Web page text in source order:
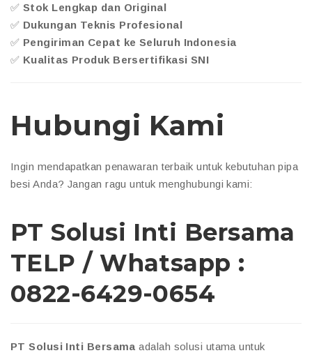
✅ Stok Lengkap dan Original
✅ Dukungan Teknis Profesional
✅ Pengiriman Cepat ke Seluruh Indonesia
✅ Kualitas Produk Bersertifikasi SNI
Hubungi Kami
Ingin mendapatkan penawaran terbaik untuk kebutuhan pipa
besi Anda? Jangan ragu untuk menghubungi kami:
PT Solusi Inti Bersama
TELP / Whatsapp :
0822-6429-0654
PT Solusi Inti Bersama adalah solusi utama untuk